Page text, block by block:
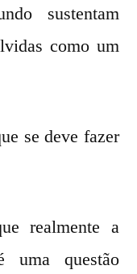
sustentam
como um
se deve fazer
realmente a
uma questão